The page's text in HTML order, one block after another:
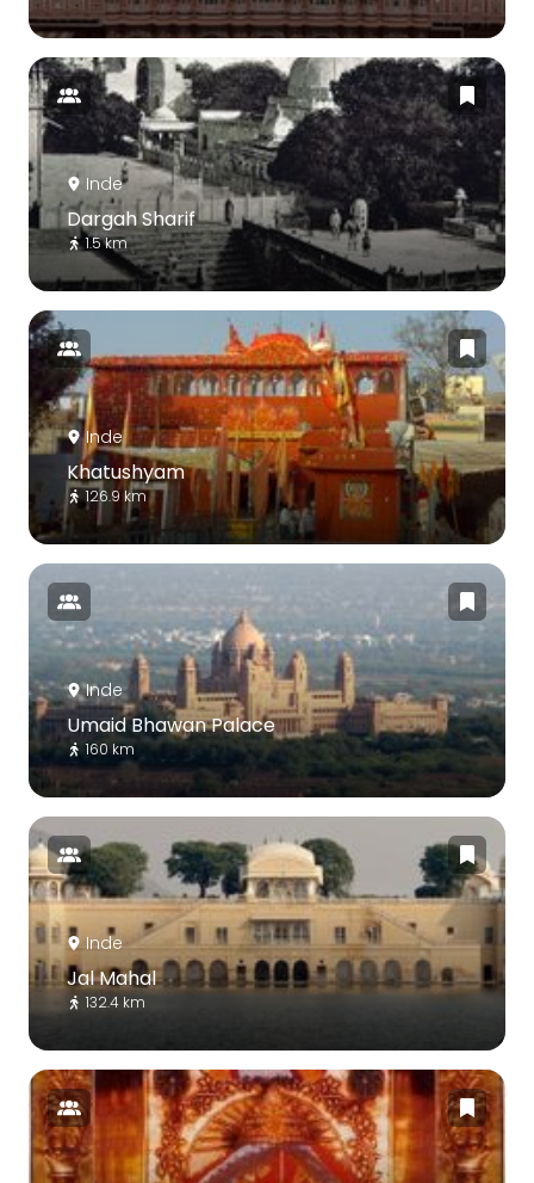
Inde
Dargah Sharif
1.5 km
Inde
Khatushyam
126.9 km
Inde
Umaid Bhawan Palace
160 km
Inde
Jal Mahal
132.4 km